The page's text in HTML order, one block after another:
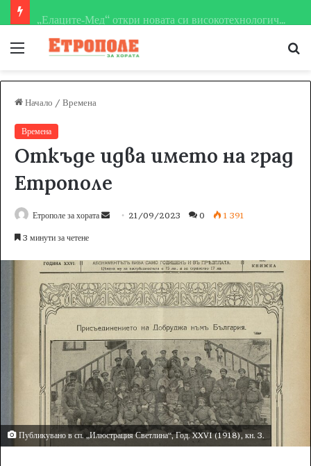
Меню
Начало / Времена
Времена
Откъде идва името на град
Етрополе
Етрополе за хората
d
a
n
m
a
i
l
21/09/2023 0 1 391
3 минути за четене
Публикувано в сп. „Илюстрация Светлина“, Год. XXVI (1918), кн. 3.